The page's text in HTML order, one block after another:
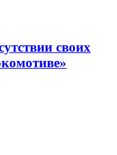
своих